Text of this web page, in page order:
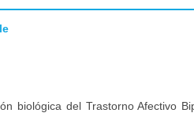
biológica del Trastorno Afectivo